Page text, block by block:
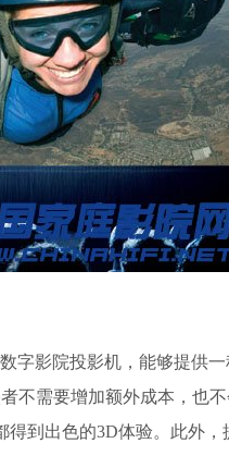
影院投影机，能够提供一
不需要增加额外成本，也
到出色的3D体验。此外